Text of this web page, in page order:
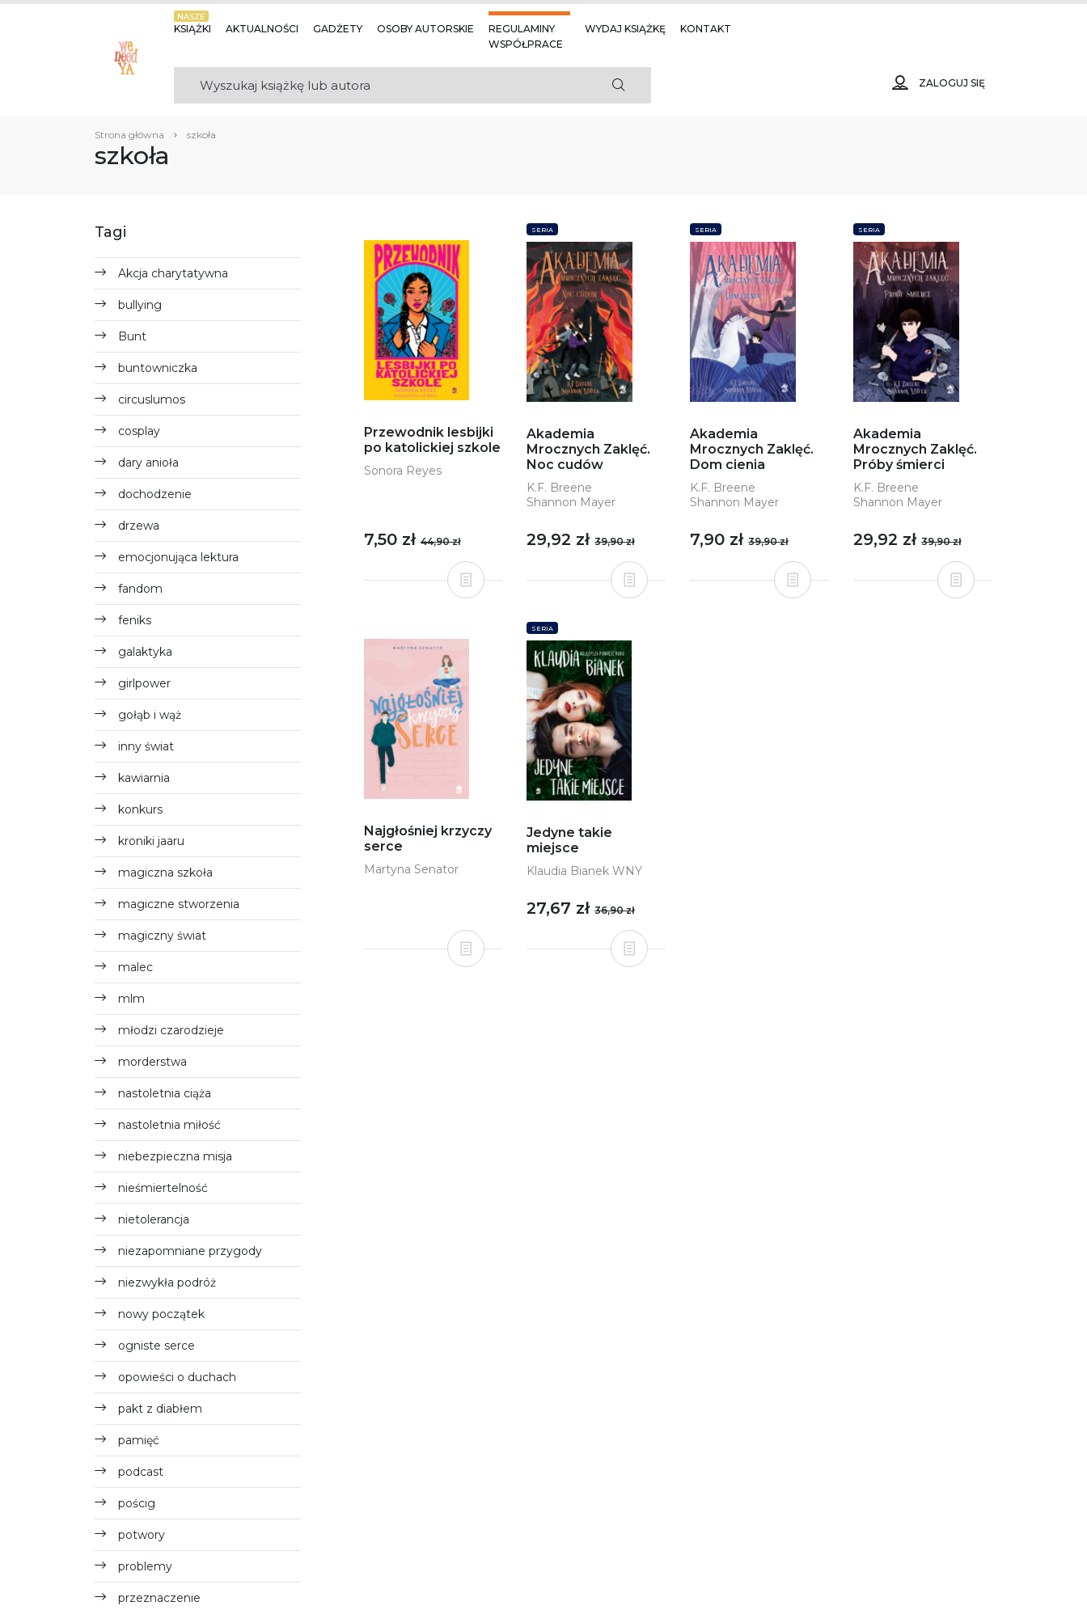
KSIĄŻKI
NASZE
AKTUALNOŚCI GADŻETY OSOBY AUTORSKIE
REGULAMINY
WSPÓŁPRACE
WYDAJ KSIĄŻKĘ KONTAKT
ZALOGUJ SIĘ
Strona główna szkoła
szkoła
Tagi
Akcja charytatywna
bullying
Bunt
buntowniczka
circuslumos
cosplay
dary anioła
dochodzenie
drzewa
emocjonująca lektura
fandom
feniks
galaktyka
girlpower
gołąb i wąż
inny świat
kawiarnia
konkurs
kroniki jaaru
magiczna szkoła
magiczne stworzenia
magiczny świat
malec
mlm
młodzi czarodzieje
morderstwa
nastoletnia ciąża
nastoletnia miłość
niebezpieczna misja
nieśmiertelność
nietolerancja
niezapomniane przygody
niezwykła podróż
nowy początek
ogniste serce
opowieści o duchach
pakt z diabłem
pamięć
podcast
pościg
potwory
problemy
przeznaczenie
Przewodnik lesbijki
po katolickiej szkole
Sonora Reyes
7,50 zł44,90 zł
SERIA
Akademia
Mrocznych Zaklęć.
Noc cudów
K.F. Breene
Shannon Mayer
29,92 zł39,90 zł
SERIA
Akademia
Mrocznych Zaklęć.
Dom cienia
K.F. Breene
Shannon Mayer
7,90 zł39,90 zł
SERIA
Akademia
Mrocznych Zaklęć.
Próby śmierci
K.F. Breene
Shannon Mayer
29,92 zł39,90 zł
Najgłośniej krzyczy
serce
Martyna Senator
SERIA
Jedyne takie
miejsce
Klaudia Bianek WNY
27,67 zł36,90 zł